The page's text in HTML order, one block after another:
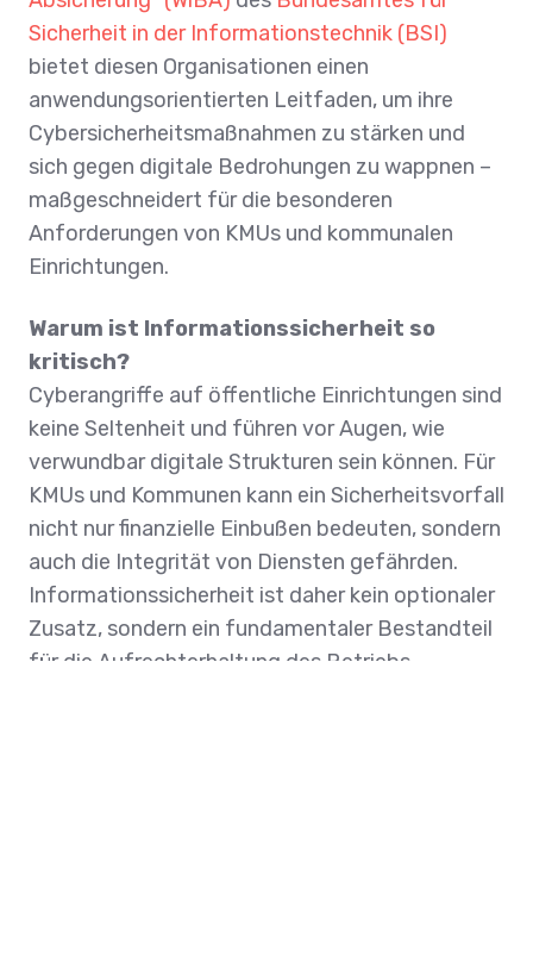
Sicherheit in der Informationstechnik (BSI)
bietet diesen Organisationen einen
anwendungsorientierten Leitfaden, um ihre
Cybersicherheitsmaßnahmen zu stärken und
sich gegen digitale Bedrohungen zu wappnen –
maßgeschneidert für die besonderen
Anforderungen von KMUs und kommunalen
Einrichtungen.
Warum ist Informationssicherheit so
kritisch?
Cyberangriffe auf öffentliche Einrichtungen sind
keine Seltenheit und führen vor Augen, wie
verwundbar digitale Strukturen sein können. Für
KMUs und Kommunen kann ein Sicherheitsvorfall
nicht nur finanzielle Einbußen bedeuten, sondern
auch die Integrität von Diensten gefährden.
Informationssicherheit ist daher kein optionaler
Zusatz, sondern ein fundamentaler Bestandteil
für die Aufrechterhaltung des Betriebs.